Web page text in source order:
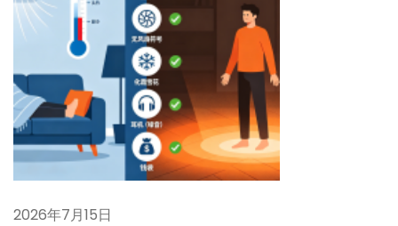
少
？
一
篇
文
章
：
题
0
2
7
系
2026年7月15日